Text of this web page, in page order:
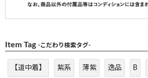
Item Tag -こだわり検索タグ-
【道中着】 紫系 薄紫 逸品 B